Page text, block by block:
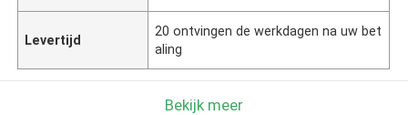
Levertijd
20 ontvingen de werkdagen na uw bet
aling
Bekijk meer